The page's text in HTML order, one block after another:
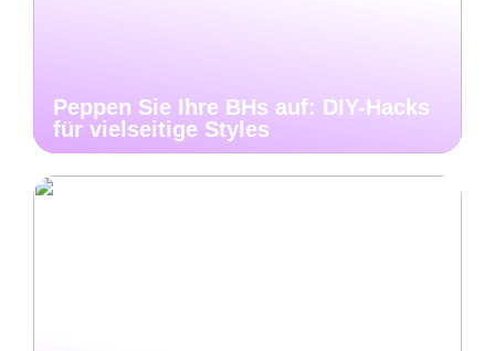
Peppen Sie Ihre BHs auf: DIY-Hacks
für vielseitige Styles